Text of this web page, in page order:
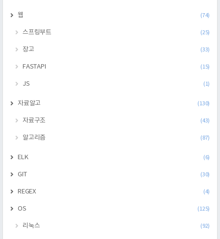
웹 (74)
스프링부트 (25)
장고 (33)
FASTAPI (15)
JS (1)
자료알고 (130)
자료구조 (43)
알고리즘 (87)
ELK (6)
GIT (30)
REGEX (4)
OS (125)
리눅스 (92)